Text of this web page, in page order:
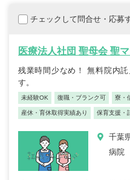
チェックして問合せ・応募
医療法人社団 聖母会 聖
残業時間少なめ！ 無料院内
す。
未経験OK 復職・ブランク可 寮・
産休・育休取得実績あり 保育支援・
千葉
病院